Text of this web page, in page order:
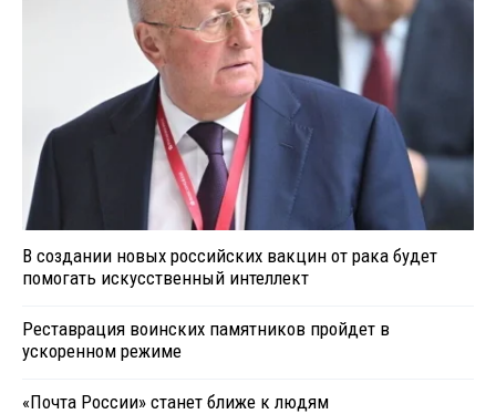
В создании новых российских вакцин от рака будет
помогать искусственный интеллект
Реставрация воинских памятников пройдет в
ускоренном режиме
«Почта России» станет ближе к людям